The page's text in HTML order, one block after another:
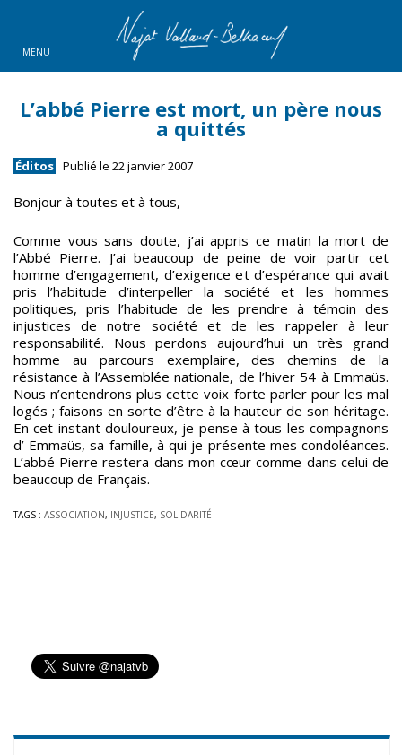
MENU
L’abbé Pierre est mort, un père nous
a quittés
Éditos Publié le 22 janvier 2007
Bonjour à toutes et à tous,
Comme vous sans doute, j’ai appris ce matin la mort de
l’Abbé Pierre. J’ai beaucoup de peine de voir partir cet
homme d’engagement, d’exigence et d’espérance qui avait
pris l’habitude d’interpeller la société et les hommes
politiques, pris l’habitude de les prendre à témoin des
injustices de notre société et de les rappeler à leur
responsabilité. Nous perdons aujourd’hui un très grand
homme au parcours exemplaire, des chemins de la
résistance à l’Assemblée nationale, de l’hiver 54 à Emmaüs.
Nous n’entendrons plus cette voix forte parler pour les mal
logés ; faisons en sorte d’être à la hauteur de son héritage.
En cet instant douloureux, je pense à tous les compagnons
d’ Emmaüs, sa famille, à qui je présente mes condoléances.
L’abbé Pierre restera dans mon cœur comme dans celui de
beaucoup de Français.
TAGS : ASSOCIATION, INJUSTICE, SOLIDARITÉ